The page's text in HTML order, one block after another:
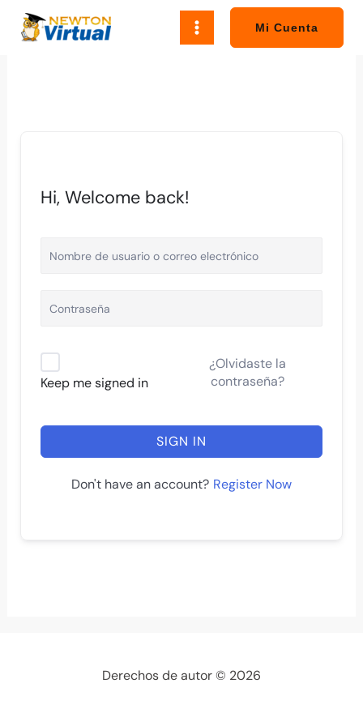
Mi Cuenta
Hi, Welcome back!
Keep me signed in
¿Olvidaste la
contraseña?
SIGN IN
Don't have an account? Register Now
Derechos de autor © 2026